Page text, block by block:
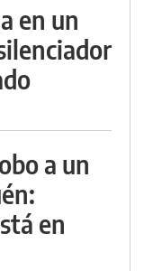
en un
a un
en